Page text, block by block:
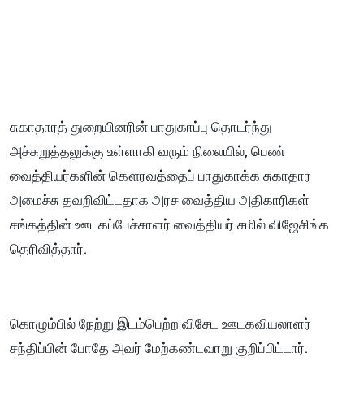
சுகாதாரத் துறையினரின் பாதுகாப்பு தொடர்ந்து
அச்சுறுத்தலுக்கு உள்ளாகி வரும் நிலையில், பெண்
வைத்தியர்களின் கௌரவத்தைப் பாதுகாக்க சுகாதார
அமைச்சு தவறிவிட்டதாக அரச வைத்திய அதிகாரிகள்
சங்கத்தின் ஊடகப்பேச்சாளர் வைத்தியர் சமில் விஜேசிங்க
தெரிவித்தார்.
கொழும்பில் நேற்று இடம்பெற்ற விசேட ஊடகவியலாளர்
சந்திப்பின் போதே அவர் மேற்கண்டவாறு குறிப்பிட்டார்.